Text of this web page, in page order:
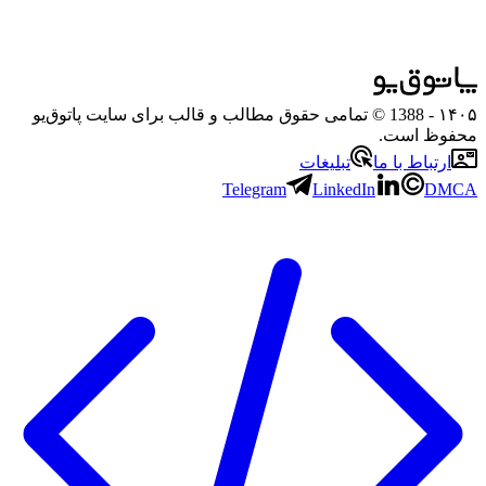
۱۴۰۵
- 1388 © تمامی حقوق مطالب و قالب برای سایت پاتوق‌یو
محفوظ است.
ارتباط با ما
تبلیغات
Telegram
LinkedIn DMCA